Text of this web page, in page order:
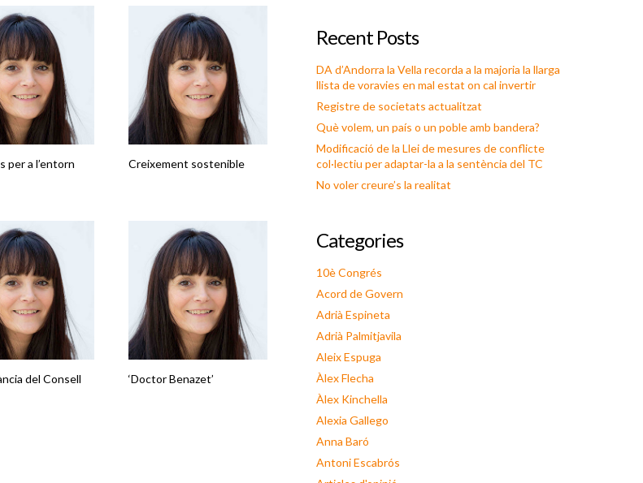
per a l’entorn
Creixement sostenible
del Consell
‘Doctor Benazet’
Recent Posts
DA d’Andorra la Vella recorda a la majoria la llarga
llista de voravies en mal estat on cal invertir
Registre de societats actualitzat
Què volem, un país o un poble amb bandera?
Modificació de la Llei de mesures de conflicte
col·lectiu per adaptar-la a la sentència del TC
No voler creure’s la realitat
Categories
10è Congrés
Acord de Govern
Adrià Espineta
Adrià Palmitjavila
Aleix Espuga
Àlex Flecha
Àlex Kinchella
Alexia Gallego
Anna Baró
Antoni Escabrós